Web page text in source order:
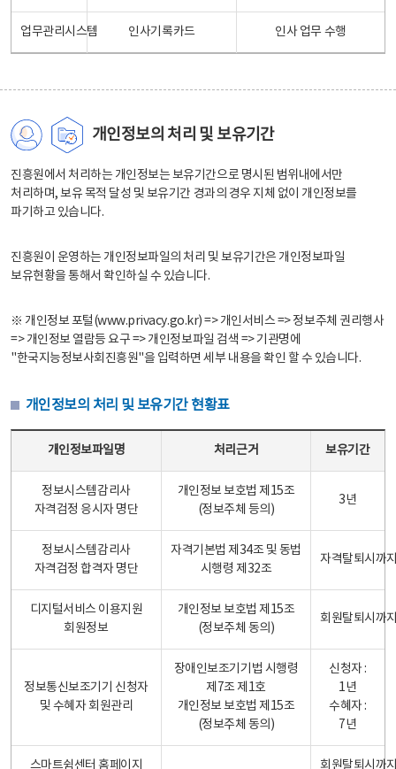
업무관리시스템 인사기록카드 인사 업무 수행
개인정보의 처리 및 보유기간
진흥원에서 처리하는 개인정보는 보유기간으로 명시된 범위내에서만
처리하며, 보유 목적 달성 및 보유기간 경과의 경우 지체 없이 개인정보를
파기하고 있습니다.
진흥원이 운영하는 개인정보파일의 처리 및 보유기간은 개인정보파일
보유현황을 통해서 확인하실 수 있습니다.
※ 개인정보 포털(www.privacy.go.kr) => 개인서비스 => 정보주체 권리행사
=> 개인정보 열람등 요구 => 개인정보파일 검색 => 기관명에
"한국지능정보사회진흥원"을 입력하면 세부 내용을 확인 할 수 있습니다.
개인정보의 처리 및 보유기간 현황표
개인정보파일명 처리근거 보유기간
정보시스템감리사
자격검정 응시자 명단
개인정보 보호법 제15조
(정보주체 등의)
3년
정보시스템감리사
자격검정 합격자 명단
자격기본법 제34조 및 동법
시행령 제32조
자격탈퇴시까
디지털서비스 이용지원
회원정보
개인정보 보호법 제15조
(정보주체 동의)
회원탈퇴시까
정보통신보조기기 신청자
및 수혜자 회원관리
장애인보조기기법 시행령
제7조 제1호
개인정보 보호법 제15조
(정보주체 동의)
신청자 :
1년
수혜자 :
7년
스마트쉼센터 홈페이지
회원탈퇴시까